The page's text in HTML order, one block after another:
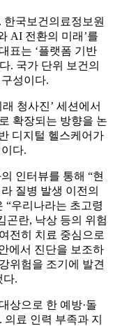
국보건의료정보원
AI 전환의 미래’를
표는 ‘플랫폼 기반
. 국가 단위 보건의
성이다.
청사진’ 세션에서
확장되는 방향을 논
디지털 헬스케어가
다.
인터뷰를 통해 “현
질병 발생 이전의
“우리나라는 초고령
곤란, 낙상 등의 위험
전히 치료 중심으로
에서 진단을 보조하
위험을 조기에 발견
다.
상으로 한 예방·돌
료 인력 부족과 지